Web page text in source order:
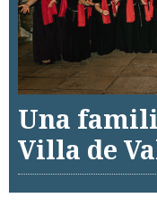
Una
Villa de